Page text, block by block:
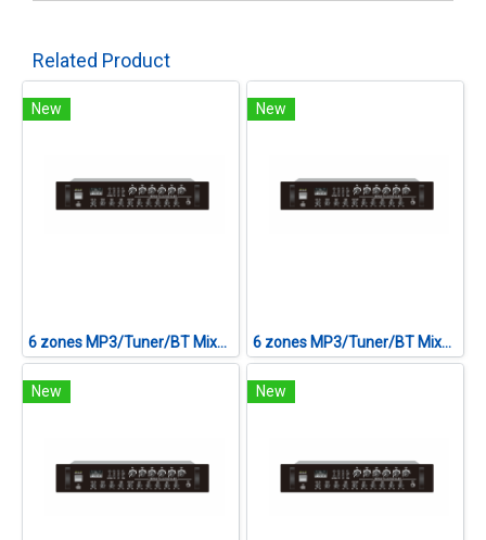
Related Product
New
6 zones MP3/Tuner/BT Mixer Amplifier CVTA-120F II
New
6 zones MP3/Tuner/BT Mixer Amplifier CVTA-240F II
New New